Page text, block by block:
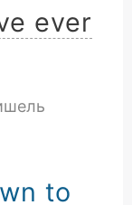
ever
to